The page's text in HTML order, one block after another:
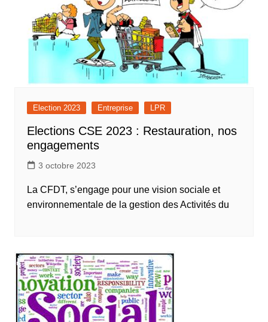
Election 2023 Entreprise LPR
Elections CSE 2023 : Restauration, nos
engagements
3 octobre 2023
La CFDT, s’engage pour une vision sociale et
environnementale de la gestion des Activités du